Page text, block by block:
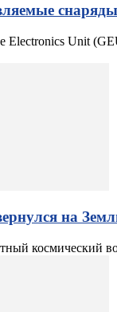
Electronics Unit
на
космический